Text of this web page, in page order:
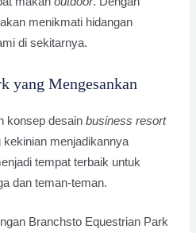
menikmati hidangan
di sekitarnya.
yang Mengesankan
konsep desainbusiness resort
kekinian menjadikannya
tempat terbaik untuk
dan teman-teman.
Branchsto Equestrian Park